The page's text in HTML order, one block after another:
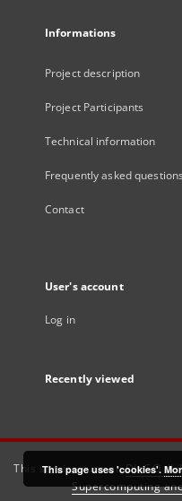
Informations
Project description
Project Participants
Technical information
Frequently asked questions
Contact
User's account
Log in
Recently viewed
This service runs onDInGO
Supercomputing
This page uses 'cookies'.